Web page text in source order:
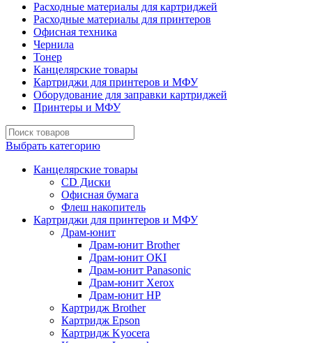
Расходные материалы для картриджей
Расходные материалы для принтеров
Офисная техника
Чернила
Тонер
Канцелярские товары
Картриджи для принтеров и МФУ
Оборудование для заправки картриджей
Принтеры и МФУ
Выбрать категорию
Канцелярские товары
CD Диски
Офисная бумага
Флеш накопитель
Картриджи для принтеров и МФУ
Драм-юнит
Драм-юнит Brother
Драм-юнит OKI
Драм-юнит Panasonic
Драм-юнит Xerox
Драм-юнит НР
Картридж Brother
Картридж Epson
Картридж Kyocera